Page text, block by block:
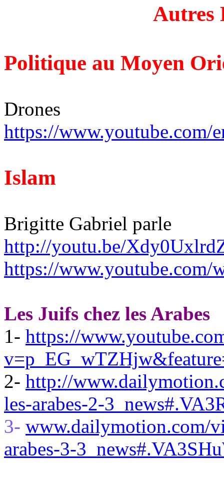
Autres
Politique au Moyen
Drones
https://www.youtube.com/
Islam
Brigitte Gabriel parle
http://youtu.be/
https://www.youtube.com/
Les Juifs chez les Arabes
1- https://
2- http://
les-arabes-2-
3- www.dailymotion.com/
arabes-3-